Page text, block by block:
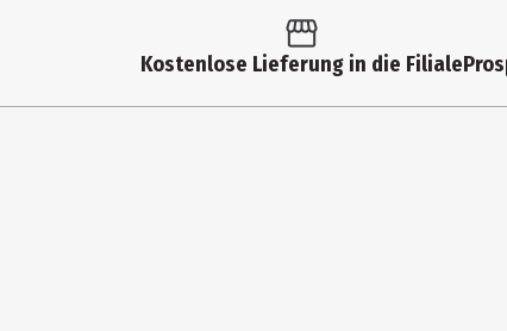
Teezubehör
10 cm
Kostenlose Lieferung in die Filiale